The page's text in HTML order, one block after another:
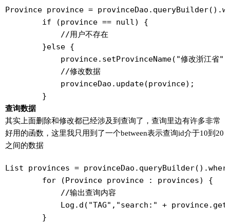
Province province =
        if (province == null) {
            //用户不存在
        }else {
province.setProvinceName("修改浙江省
            //修改数据
            provinceDao.update(province);
        }
查询数据
其实上面删除和修改都已经涉及到查询了，查询里边有许多非常
好用的函数，这里我只用到了一个between表示查询id介于10到20
之间的数据
List provinces =
        for (Province province : provinces) {
            //输出查询内容
Log.d("TAG","search:" +
        }